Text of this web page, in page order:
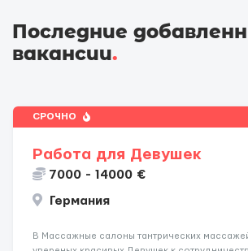
Последние
вакансии.
СРОЧНО
Работа для Девушек
7000 - 14000 €
Германия
В Массажные салоны тантрических